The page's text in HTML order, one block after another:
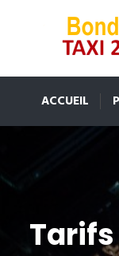
ACCUEIL
Tarifs